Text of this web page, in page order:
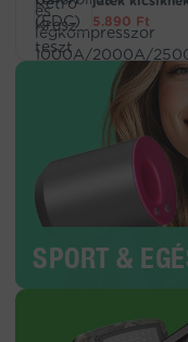
5.890 Ft
SPORT &